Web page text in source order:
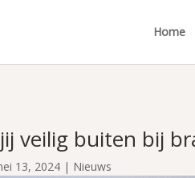
Home
veilig buiten bij
13, 2024 | Nieuws